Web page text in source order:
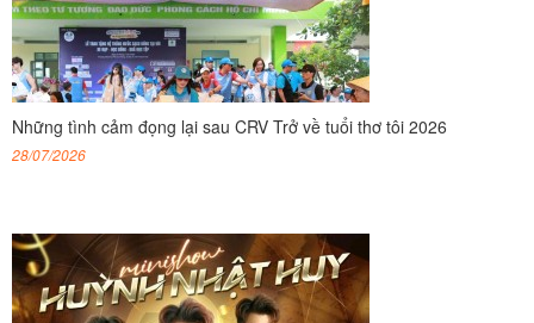
Những tình cảm đọng lại sau CRV Trở về tuổi thơ tôi 2026
28/07/2026